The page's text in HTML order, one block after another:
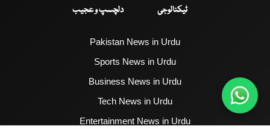
ٹیکنالوجی
دلچسپ و عجیب
Pakistan News in Urdu
Sports News in Urdu
Business News in Urdu
Tech News in Urdu
Entertainment News in Urdu